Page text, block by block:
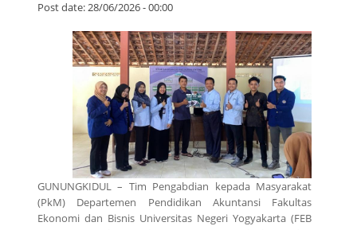
Post date:28/06/2026 - 00:00
GUNUNGKIDUL – Tim Pengabdian kepada Masyarakat
(PkM) Departemen Pendidikan Akuntansi Fakultas
Ekonomi dan Bisnis Universitas Negeri Yogyakarta (FEB